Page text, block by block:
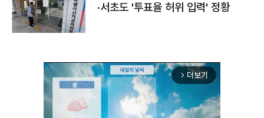
·서초도 '투표율 허위 입력' 정황
arrow_forward_ios 더보기